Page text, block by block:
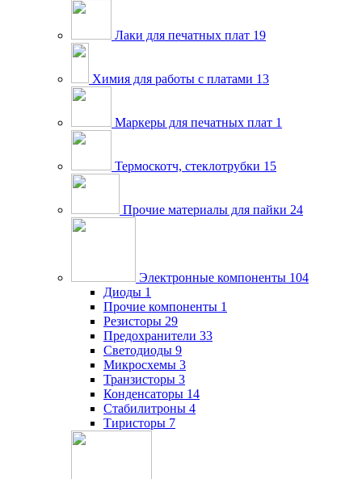
Лаки для печатных плат 19
Химия для работы с платами 13
Маркеры для печатных плат 1
Термоскотч, стеклотрубки 15
Прочие материалы для пайки 24
Электронные компоненты 104
Диоды 1
Прочие компоненты 1
Резисторы 29
Предохранители 33
Светодиоды 9
Микросхемы 3
Транзисторы 3
Конденсаторы 14
Стабилитроны 4
Тиристоры 7